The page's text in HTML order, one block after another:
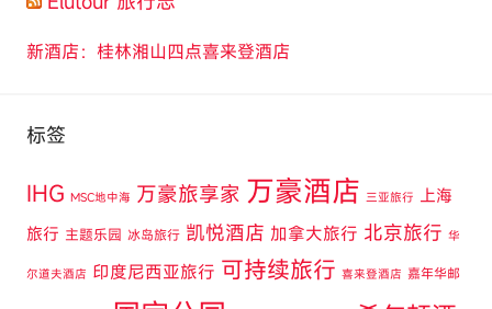
新酒店：桂林湘山四点喜来登酒店
标签
IHG MSC地中海 万豪旅享家 万豪酒店 三亚旅行
上海
旅行 主题乐园 冰岛旅行 凯悦酒店 加拿大旅行 北京旅行 华
尔道夫酒店 印度尼西亚旅行 可持续旅行 喜来登酒店 嘉年华邮